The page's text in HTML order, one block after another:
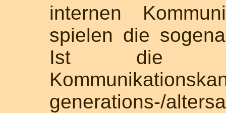
internen
spielen die
Ist die
generations-/